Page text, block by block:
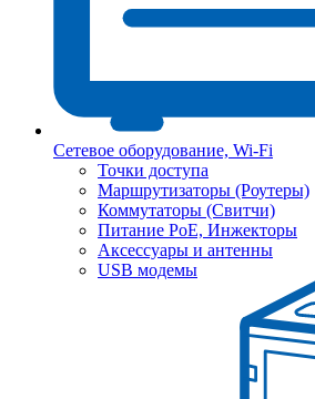
Сетевое оборудование, Wi-Fi
Точки доступа
Маршрутизаторы (Роутеры)
Коммутаторы (Свитчи)
Питание PoE, Инжекторы
Аксессуары и антенны
USB модемы